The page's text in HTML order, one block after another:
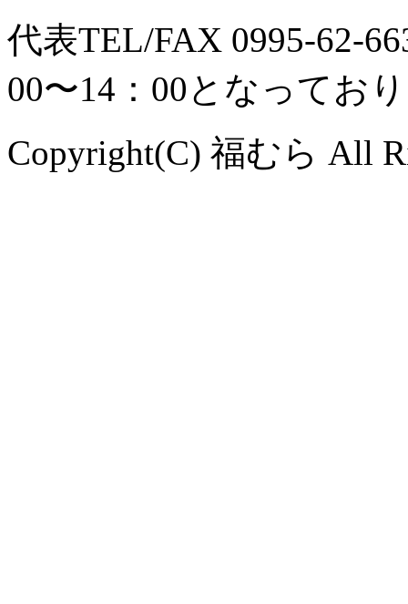
代表TEL/FAX 0995-62-
00〜14：00となってお
Copyright(C) 福むら All